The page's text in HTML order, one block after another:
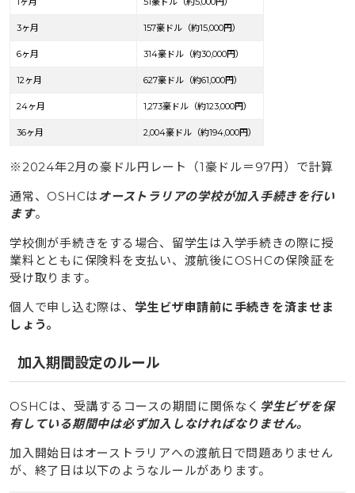
3ヶ月 157豪ドル（約15,000円）
6ヶ月 314豪ドル（約30,000円）
12ヶ月 627豪ドル（約61,000円）
24ヶ月 1,273豪ドル（約123,000円）
36ヶ月 2,004豪ドル（約194,000円）
※2024年2月の豪ドル円レート（1豪ドル＝97円）で計算
通常、OSHCはオーストラリアの学校が加入手続きを行い
ます。
学校側が手続きをする場合、留学生は入学手続きの際に授
業料とともに保険料を支払い、渡航後にOSHCの保険証を
受け取ります。
個人で申し込む際は、 学生ビザ申請前に手続きを済ませま
しょう。
加入期間設定のルール
OSHCは、受講するコースの期間に関係なく 学生ビザを保
有している期間中は必ず加入しなければなりません。
加入開始日はオーストラリアへの渡航日で問題ありません
が、終了日は以下のようなルールがあります。